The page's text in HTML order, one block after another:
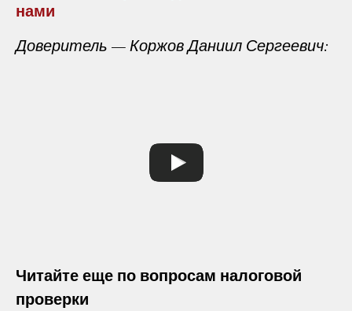
нами
Доверитель — Коржов Даниил Сергеевич:
Читайте еще по вопросам налоговой
проверки